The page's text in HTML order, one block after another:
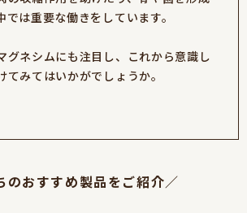
では重要な働きをしています。
グネシムにも注目し、これから意識し
てみてはいかがでしょうか。
のおすすめ製品をご紹介／